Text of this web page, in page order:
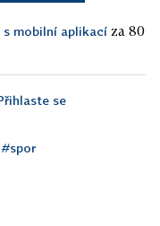
s mobilní aplikací za 80
se
#spor